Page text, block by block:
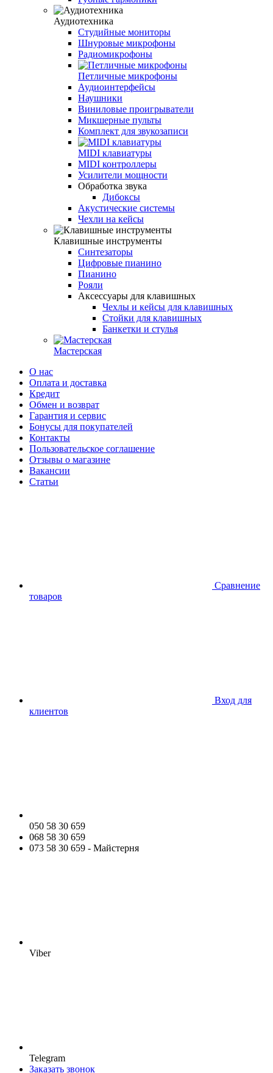
Аудиотехника
Студийные мониторы
Шнуровые микрофоны
Радиомикрофоны
Петличные микрофоны
Аудиоинтерфейсы
Наушники
Виниловые проигрыватели
Микшерные пульты
Комплект для звукозаписи
MIDI клавиатуры
MIDI контроллеры
Усилители мощности
Обработка звука
Дибоксы
Акустические системы
Чехли на кейсы
Клавишные инструменты
Синтезаторы
Цифровые пианино
Пианино
Рояли
Аксессуары для клавишных
Чехлы и кейсы для клавишных
Стойки для клавишных
Банкетки и стулья
Мастерская
О нас
Оплата и доставка
Кредит
Обмен и возврат
Гарантия и сервис
Бонусы для покупателей
Контакты
Пользовательское соглашение
Отзывы о магазине
Вакансии
Статьи
Сравнение
товаров
Вход для
клиентов
050 58 30 659
068 58 30 659
073 58 30 659 - Майстерня
Viber
Telegram
Заказать звонок